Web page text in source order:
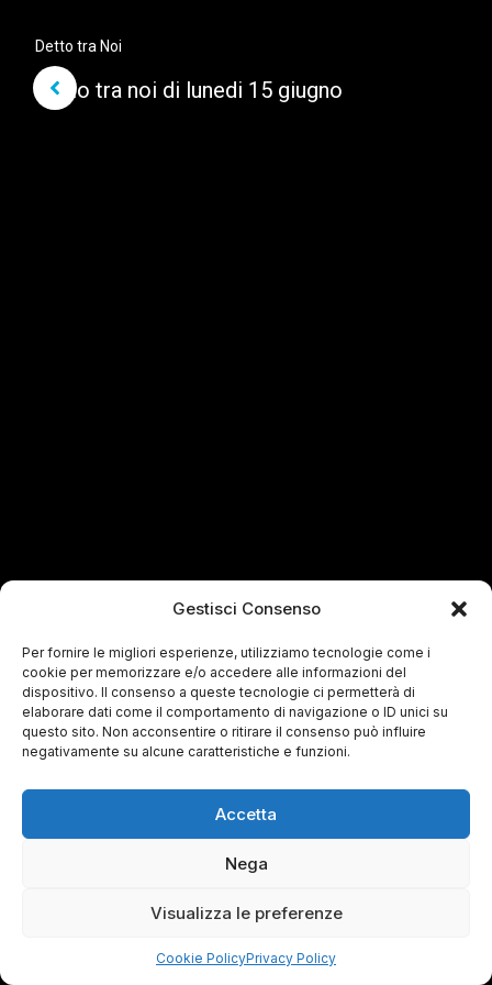
Gestisci Consenso
Per fornire le migliori esperienze, utilizziamo tecnologie come i
cookie per memorizzare e/o accedere alle informazioni del
dispositivo. Il consenso a queste tecnologie ci permetterà di
elaborare dati come il comportamento di navigazione o ID unici su
questo sito. Non acconsentire o ritirare il consenso può influire
negativamente su alcune caratteristiche e funzioni.
Accetta
Nega
Visualizza le preferenze
Cookie PolicyPrivacy Policy